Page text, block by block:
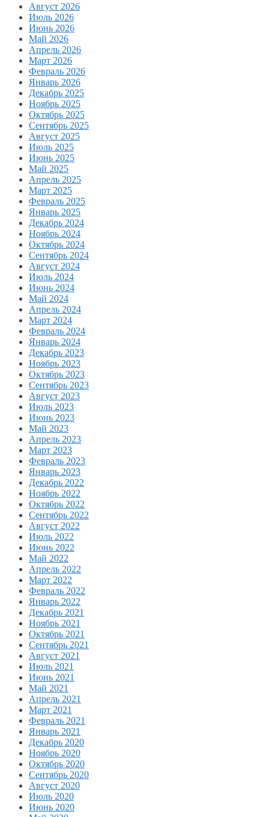
Август 2026
Июль 2026
Июнь 2026
Май 2026
Апрель 2026
Март 2026
Февраль 2026
Январь 2026
Декабрь 2025
Ноябрь 2025
Октябрь 2025
Сентябрь 2025
Август 2025
Июль 2025
Июнь 2025
Май 2025
Апрель 2025
Март 2025
Февраль 2025
Январь 2025
Декабрь 2024
Ноябрь 2024
Октябрь 2024
Сентябрь 2024
Август 2024
Июль 2024
Июнь 2024
Май 2024
Апрель 2024
Март 2024
Февраль 2024
Январь 2024
Декабрь 2023
Ноябрь 2023
Октябрь 2023
Сентябрь 2023
Август 2023
Июль 2023
Июнь 2023
Май 2023
Апрель 2023
Март 2023
Февраль 2023
Январь 2023
Декабрь 2022
Ноябрь 2022
Октябрь 2022
Сентябрь 2022
Август 2022
Июль 2022
Июнь 2022
Май 2022
Апрель 2022
Март 2022
Февраль 2022
Январь 2022
Декабрь 2021
Ноябрь 2021
Октябрь 2021
Сентябрь 2021
Август 2021
Июль 2021
Июнь 2021
Май 2021
Апрель 2021
Март 2021
Февраль 2021
Январь 2021
Декабрь 2020
Ноябрь 2020
Октябрь 2020
Сентябрь 2020
Август 2020
Июль 2020
Июнь 2020